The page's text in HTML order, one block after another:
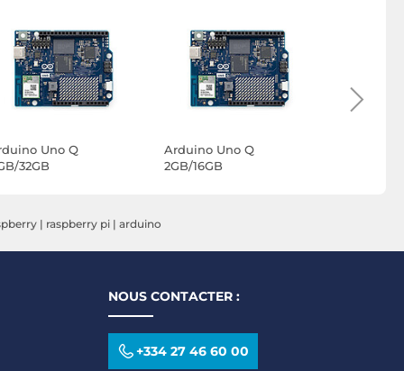
Uno Q
32GB
Arduino Uno Q
2GB/16GB
| raspberry pi | arduino
NOUS CONTACTER :
+334 27 46 60 00